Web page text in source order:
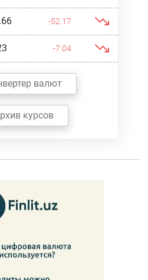
-52.17
-7.04
валют
курсов